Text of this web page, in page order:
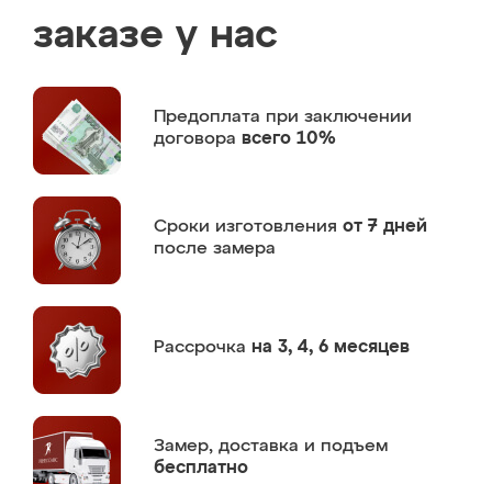
заказе у нас
Предоплата при заключении
договора всего 10%
Сроки изготовления от 7 дней
после замера
Рассрочка на 3, 4, 6 месяцев
Замер, доставка и подъем
бесплатно